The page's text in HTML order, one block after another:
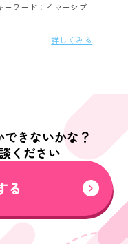
ーワード：イマーシブ
詳しくみる
きないかな？
ください
る